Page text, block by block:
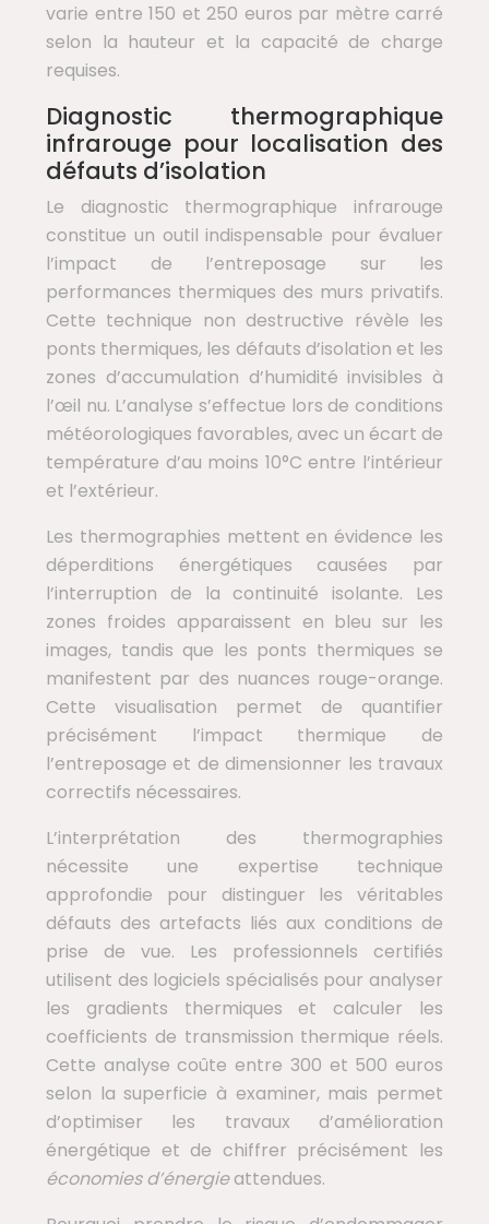
varie entre 150 et 250 euros par mètre carré
selon la hauteur et la capacité de charge
requises.
Diagnostic thermographique
infrarouge pour localisation des
défauts d’isolation
Le diagnostic thermographique infrarouge
constitue un outil indispensable pour évaluer
l’impact de l’entreposage sur les
performances thermiques des murs privatifs.
Cette technique non destructive révèle les
ponts thermiques, les défauts d’isolation et les
zones d’accumulation d’humidité invisibles à
l’œil nu. L’analyse s’effectue lors de conditions
météorologiques favorables, avec un écart de
température d’au moins 10°C entre l’intérieur
et l’extérieur.
Les thermographies mettent en évidence les
déperditions énergétiques causées par
l’interruption de la continuité isolante. Les
zones froides apparaissent en bleu sur les
images, tandis que les ponts thermiques se
manifestent par des nuances rouge-orange.
Cette visualisation permet de quantifier
précisément l’impact thermique de
l’entreposage et de dimensionner les travaux
correctifs nécessaires.
L’interprétation des thermographies
nécessite une expertise technique
approfondie pour distinguer les véritables
défauts des artefacts liés aux conditions de
prise de vue. Les professionnels certifiés
utilisent des logiciels spécialisés pour analyser
les gradients thermiques et calculer les
coefficients de transmission thermique réels.
Cette analyse coûte entre 300 et 500 euros
selon la superficie à examiner, mais permet
d’optimiser les travaux d’amélioration
énergétique et de chiffrer précisément les
économies d’énergieattendues.